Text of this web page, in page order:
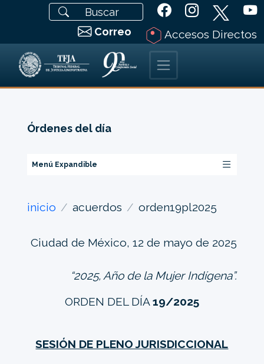
Correo Accesos Directos
Órdenes del día
Menú Expandible
inicio acuerdos orden19pl2025
Ciudad de México, 12 de mayo de 2025
“2025, Año de la Mujer Indígena”.
ORDEN DEL DÍA 19/2025
SESIÓN DE PLENO JURISDICCIONAL